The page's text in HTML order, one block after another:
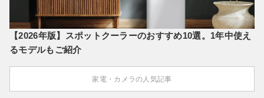
【2026年版】スポットクーラーのおすすめ10選。1年中使え
るモデルもご紹介
家電・カメラの人気記事